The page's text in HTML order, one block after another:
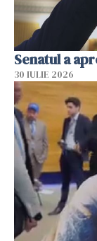
Senatul a
30 IULIE 2026